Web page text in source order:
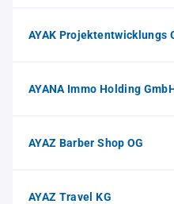
AYAK Projektentwicklungs
AYANA Immo Holding
AYAZ Barber Shop OG
AYAZ Travel KG